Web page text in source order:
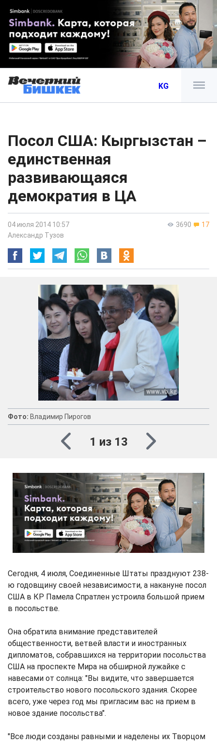
KG
Посол США: Кыргызстан –
единственная
развивающаяся
демократия в ЦА
3690 17
04 июля 2014 10:57
Александр Тузов
Фото: Владимир Пирогов
1 из 13
Сегодня, 4 июля, Соединенные Штаты празднуют 238-
ю годовщину своей независимости, а накануне посол
США в КР Памела Спратлен устроила большой прием
в посольстве.
Она обратила внимание представителей
общественности, ветвей власти и иностранных
дипломатов, собравшихся на территории посольства
США на проспекте Мира на обширной лужайке с
навесами от солнца: "Вы видите, что завершается
строительство нового посольского здания. Скорее
всего, уже через год мы пригласим вас на прием в
новое здание посольства".
"Все люди созданы равными и наделены их Творцом